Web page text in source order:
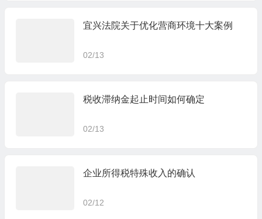
宜兴法院关于优化营商环境十大案例
02/13
税收滞纳金起止时间如何确定
02/13
企业所得税特殊收入的确认
02/12